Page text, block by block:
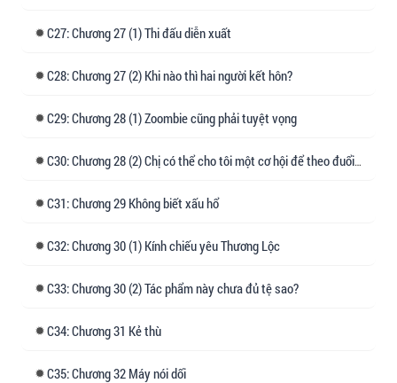
chương trình cho vui, không ngờ Thương Lộc
Sau hàng loạt hành động của Thương Lộc, mọi
người đều đồng ý rằng cô chắc chắn là kẻ địch
Không biết từ khi nào, những ngôi sao "không
độ khác lạ với Thương Lộc.
Nữ diễn viên nổi tiếng chủ động hỏi Thương
27: Chương 27 (1) Thi đấu diễn xuất
28: Chương 27 (2) Khi nào thì hai người kết hôn?
29: Chương 28 (1) Zoombie cũng phải tuyệt vọng
30: Chương 28 (2) Chị có thể cho tôi một cơ hội để theo đuổi chị không?
31: Chương 29 Không biết xấu hổ
32: Chương 30 (1) Kính chiếu yêu Thương Lộc
33: Chương 30 (2) Tác phẩm này chưa đủ tệ sao?
34: Chương 31 Kẻ thù
35: Chương 32 Máy nói dối